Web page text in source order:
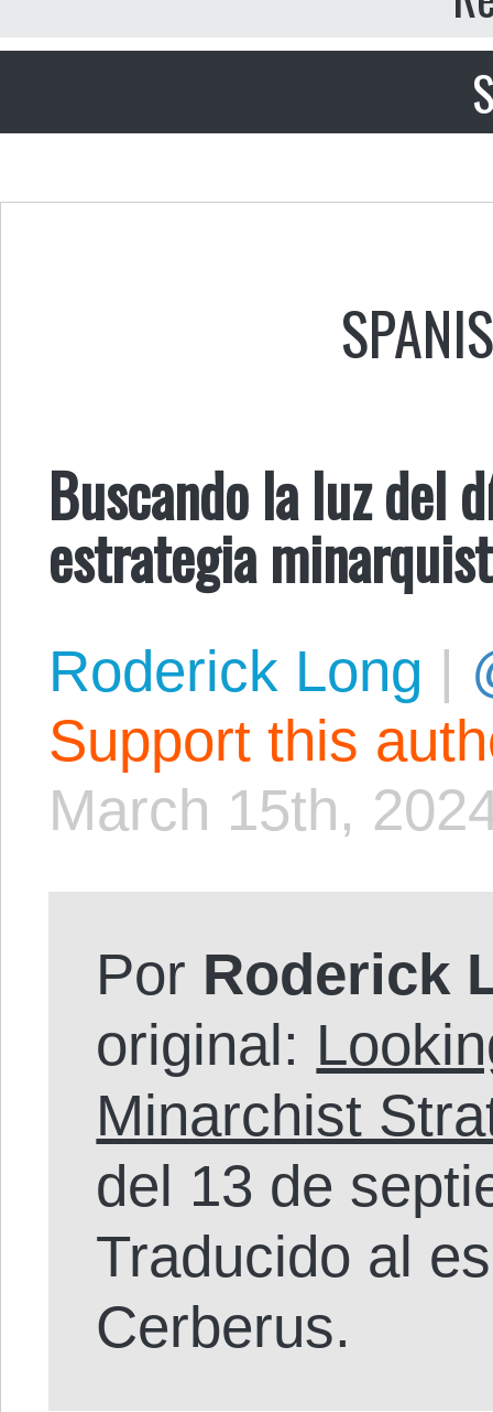
Buscando la luz del
estrategia
Roderick Long |
Support this
March 15th,
Por Roderick
original:
Minarchist
del 13 de
Traducido al
Cerberus.